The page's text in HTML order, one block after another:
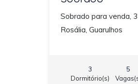
Sobrado para venda,
Rosália, Guarulhos
3
Dormitório(s)
5